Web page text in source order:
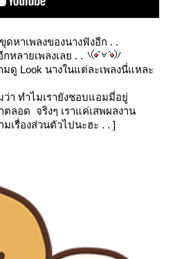
ดหาเพลงของนางฟังอีก . .
หลายเพลงเลย . .
ดู Look นางในแต่ละเพลงนี่แหละ
า ทำไมเรายังชอบแอมมี่อยู่
ลอด จริงๆ เราแค่เสพผลงาน
มเรื่องส่วนตัวไปนะฮะ . . ]